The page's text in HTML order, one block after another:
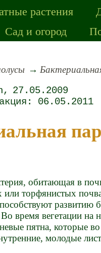
растения
Сад и огород
27.05.2009
06.05.2011
обитающая в
торфянистых
развитию
Во время вегетации на
пятна, которые
молодые